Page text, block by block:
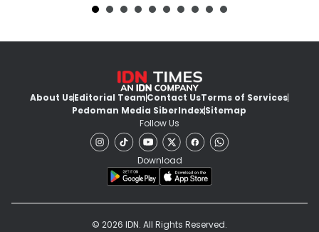
About UsEditorial TeamContact UsTerms of Services
Pedoman Media SiberIndexSitemap
Follow Us
Download
© 2026 IDN. All Rights Reserved.